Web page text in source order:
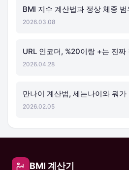
BMI 지수 계산법과 정상 체중
2026.03.08
URL 인코더, %20이랑 +는 진짜
2026.04.28
만나이 계산법, 세는나이와 뭐
2026.02.05
BMI 계산기